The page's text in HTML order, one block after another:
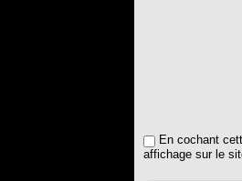
En cochant
affichage sur le